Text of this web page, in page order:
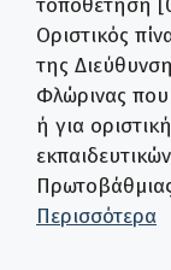
τοποθέτηση
Οριστικός
της
Φλώρινας που
ή για
Περισσότερα